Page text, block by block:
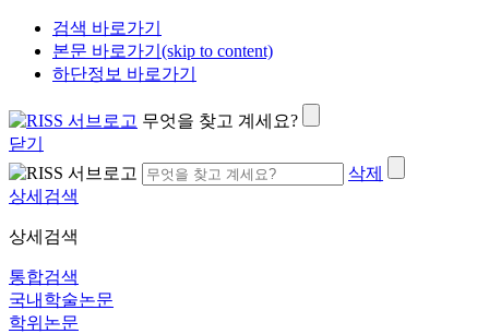
검색 바로가기
본문 바로가기(skip to content)
하단정보 바로가기
무엇을 찾고 계세요?
닫기
삭제
상세검색
상세검색
통합검색
국내학술논문
학위논문